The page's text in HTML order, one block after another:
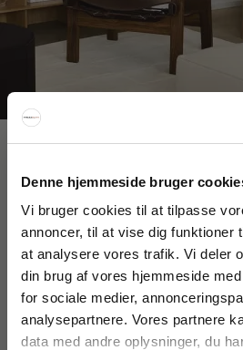
Denne hjemmeside bruger
Vi bruger cookies til at tilpasse
annoncer, til at vise dig funktioner
at analysere vores trafik. Vi deler
din brug af vores hjemmeside
for sociale medier,
analysepartnere. Vores partnere
data med andre oplysninger, du
Løsning
Højmarksvej 34
DK-8723 Løsning
(Google Maps)
Ry
Kyhnsvej 6
DK-8680 Ry
(Google Maps)
FÅ 20%
*Din rabat kan ikke bruges på i
produkter fra